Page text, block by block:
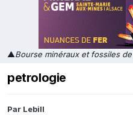
▲Bourse minéraux et fossiles
petrologie
Par Lebill